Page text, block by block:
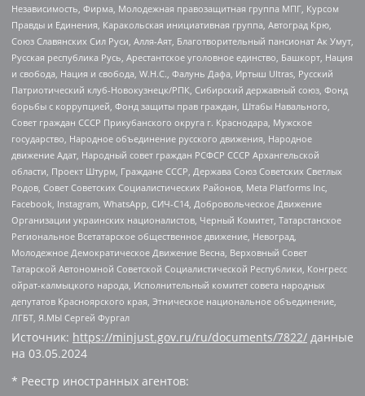
Независимость, Фирма, Молодежная правозащитная группа МПГ, Курсом
Правды и Единения, Каракольская инициативная группа, Автоград Крю,
Союз Славянских Сил Руси, Алля-Аят, Благотворительный пансионат Ак Умут,
Русская республика Русь, Арестантское уголовное единство, Башкорт, Нация
и свобода, Нация и свобода, W.H.С., Фалунь Дафа, Иртыш Ultras, Русский
Патриотический клуб-Новокузнецк/РПК, Сибирский державный союз, Фонд
борьбы с коррупцией, Фонд защиты прав граждан, Штабы Навального,
Совет граждан СССР Прикубанского округа г. Краснодара, Мужское
государство, Народное объединение русского движения, Народное
движение Адат, Народный совет граждан РСФСР СССР Архангельской
области, Проект Штурм, Граждане СССР, Держава Союз Советских Светлых
Родов, Совет Советских Социалистических Районов, Meta Platforms Inc,
Facebook, Instagram, WhatsApp, СИЧ-С14, Добровольческое Движение
Организации украинских националистов, Черный Комитет, Татарстанское
Региональное Всетатарское общественное движение, Невоград,
Молодежное Демократическое Движение Весна, Верховный Совет
Татарской Автономной Советской Социалистической Республики, Конгресс
ойрат-калмыцкого народа, Исполнительный комитет совета народных
депутатов Красноярского края, Этническое национальное объединение,
ЛГБТ, Я.МЫ Сергей Фургал
Источник: https://minjust.gov.ru/ru/documents/7822/ данные
на 03.05.2024
* Реестр иностранных агентов: